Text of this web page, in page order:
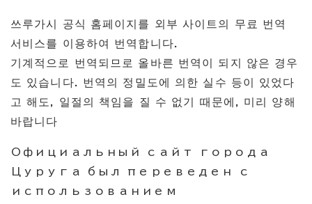
쓰루가시 공식 홈페이지를 외부 사이트의 무료 번역
서비스를 이용하여 번역합니다.
기계적으로 번역되므로 올바른 번역이 되지 않은 경우
도 있습니다. 번역의 정밀도에 의한 실수 등이 있었다
고 해도, 일절의 책임을 질 수 없기 때문에, 미리 양해
바랍니다
Официальный сайт города
Цуруга был переведен с
использованием